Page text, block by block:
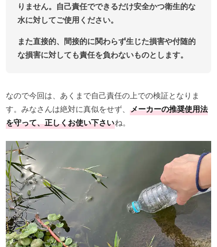
りません。自己責任でできるだけ安全かつ衛生的な
水に対してご使用ください。
また直接的、間接的に関わらず生じた損害や付随的
な損害に対しても責任を負わないものとします。
なので今回は、あくまで自己責任の上での検証となりま
す。みなさんは絶対に真似をせず、 メーカーの推奨使用法
を守って、正しくお使い下さいね。